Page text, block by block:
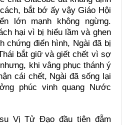
bắt bớ ấy vậy Giáo Hội
lớn mạnh không ngừng.
hại vì bị hiểu lầm và ghen
chứng điển hình, Ngài đã bị
bắt giữ và giết chết vì sợ
khi vâng phục thánh ý
cái chết, Ngài đã sống lại
phúc vinh quang Nước
Vị Tử Đạo đầu tiên đẫm